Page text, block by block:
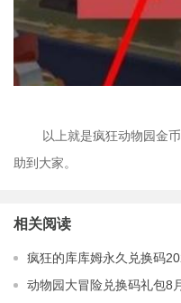
以上就是疯狂动物园金币
助到大家。
相关阅读
疯狂的库库姆永久兑换码
库姆永久兑换码2023最新
动物园大冒险兑换码礼包8